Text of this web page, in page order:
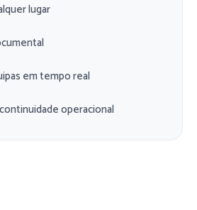
lugar
em tempo real
operacional